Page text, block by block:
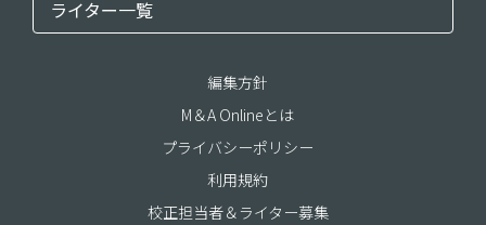
ライター一覧
編集方針
M＆A Onlineとは
プライバシーポリシー
利用規約
校正担当者＆ライター募集